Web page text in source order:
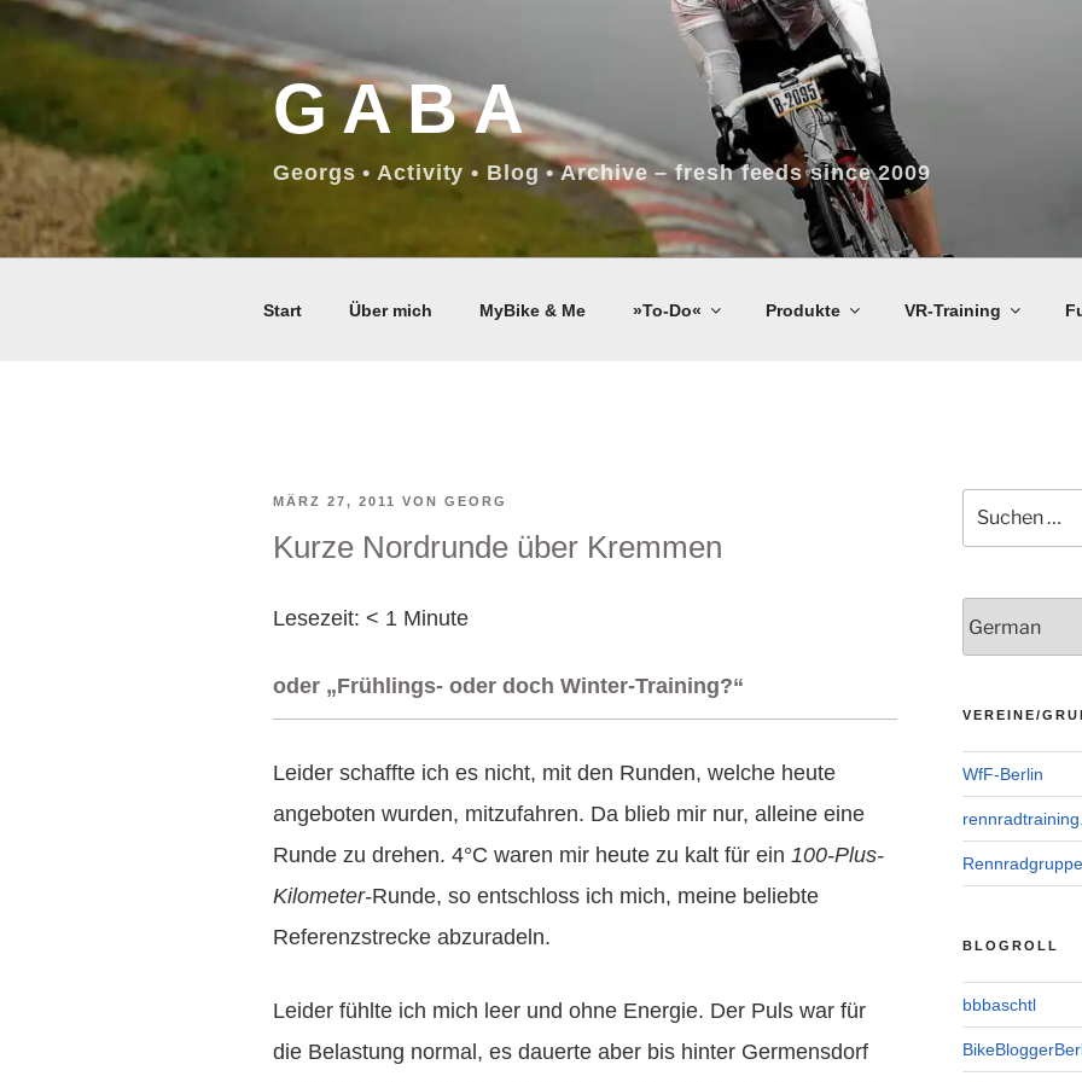
GABA
Georgs • Activity • Blog • Archive – fresh feeds since 2009
Start Über mich MyBike & Me »To-Do« Produkte VR-Training
VERÖFFENTLICHT
AM
MÄRZ 27, 2011 VON GEORG
Kurze Nordrunde über Kremmen
Lesezeit: < 1 Minute
oder „Frühlings- oder doch Winter-Training?“
Leider schaffte ich es nicht, mit den Runden, welche heute
angeboten wurden, mitzufahren. Da blieb mir nur, alleine eine
Runde zu drehen. 4°C waren mir heute zu kalt für ein 100-Plus-
Kilometer-Runde, so entschloss ich mich, meine beliebte
Referenzstrecke abzuradeln.
Leider fühlte ich mich leer und ohne Energie. Der Puls war für
die Belastung normal, es dauerte aber bis hinter Germensdorf
nach:
VEREINE/
WfF-Berlin
Rennradgruppe
BLOGROLL
bbbaschtl